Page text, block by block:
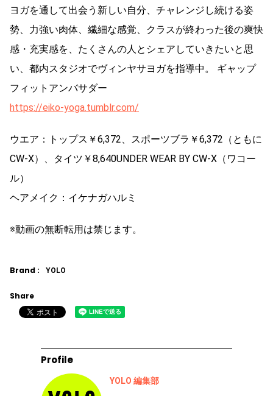
ヨガを通して出会う新しい自分、チャレンジし続ける姿
勢、力強い肉体、繊細な感覚、クラスが終わった後の爽快
感・充実感を、たくさんの人とシェアしていきたいと思
い、都内スタジオでヴィンヤサヨガを指導中。 ギャップ
フィットアンバサダー
https://eiko-yoga.tumblr.com/
ウエア：トップス￥6,372、スポーツブラ￥6,372（ともに
CW-X）、タイツ￥8,640UNDER WEAR BY CW-X（ワコー
ル）
ヘアメイク：イケナガハルミ
※動画の無断転用は禁じます。
Brand : YOLO
Share
Profile
YOLO 編集部